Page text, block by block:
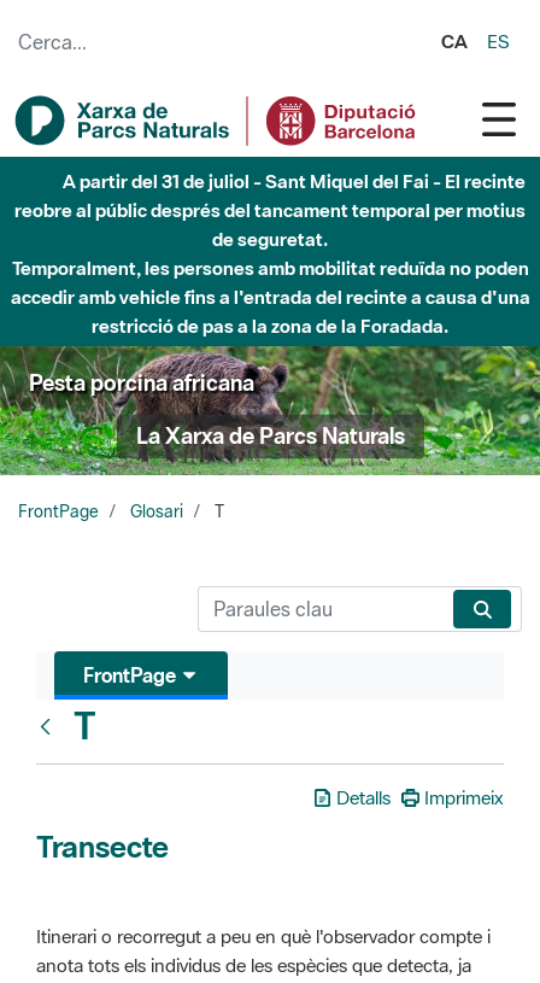
CA ES
A partir del 31 de juliol - Sant Miquel del Fai - El recinte
reobre al públic després del tancament temporal per motius
de seguretat.
Temporalment, les persones amb mobilitat reduïda no poden
accedir amb vehicle fins a l'entrada del recinte a causa d'una
restricció de pas a la zona de la Foradada.
Pesta porcina africana
La Xarxa de Parcs Naturals
FrontPage Glosari T
FrontPage
T
Detalls Imprimeix
Transecte
Itinerari o recorregut a peu en què l'observador compte i
anota tots els individus de les espècies que detecta, ja